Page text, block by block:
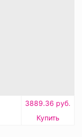
3889.36 руб.
Купить